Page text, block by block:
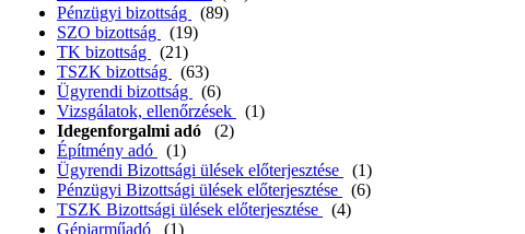
Pénzügyi bizottság
(89)
SZO bizottság
(19)
TK bizottság
(21)
TSZK bizottság
(63)
Ügyrendi bizottság
(6)
Vizsgálatok, ellenőrzések
(1)
Idegenforgalmi adó
(2)
Építmény adó
(1)
Ügyrendi Bizottsági ülések előterjesztése
(1)
Pénzügyi Bizottsági ülések előterjesztése
(6)
TSZK Bizottsági ülések előterjesztése
(4)
Gépjarműadó
(1)